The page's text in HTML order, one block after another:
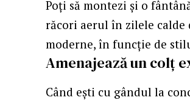
Poți să montezi și o
răcori aerul în zilele calde
moderne, în funcție de
Amenajează un colț
Când ești cu gândul la